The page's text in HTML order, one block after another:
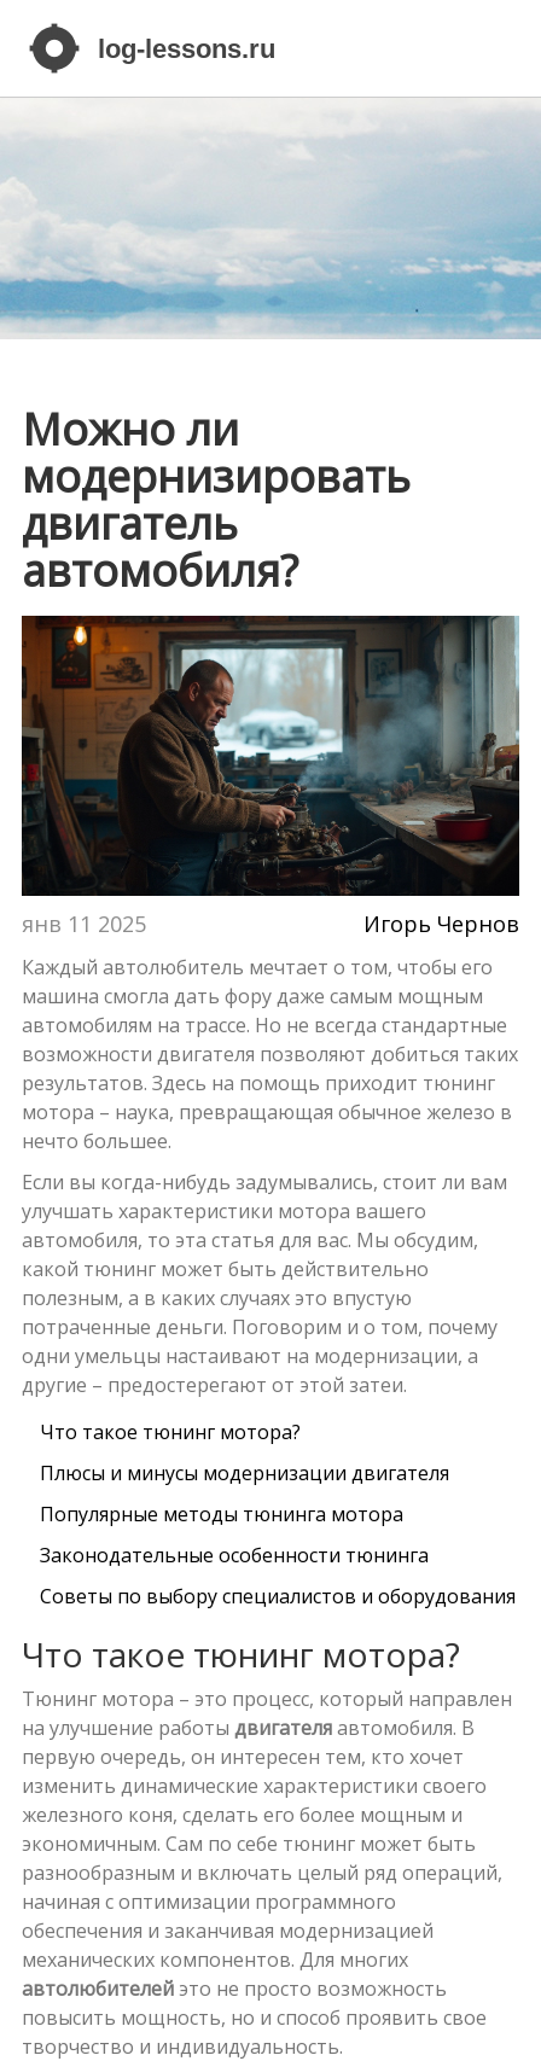
Можно ли
модернизировать
двигатель
автомобиля?
янв 11 2025 Игорь Чернов
Каждый автолюбитель мечтает о том, чтобы его
машина смогла дать фору даже самым мощным
автомобилям на трассе. Но не всегда стандартные
возможности двигателя позволяют добиться таких
результатов. Здесь на помощь приходит тюнинг
мотора – наука, превращающая обычное железо в
нечто большее.
Если вы когда-нибудь задумывались, стоит ли вам
улучшать характеристики мотора вашего
автомобиля, то эта статья для вас. Мы обсудим,
какой тюнинг может быть действительно
полезным, а в каких случаях это впустую
потраченные деньги. Поговорим и о том, почему
одни умельцы настаивают на модернизации, а
другие – предостерегают от этой затеи.
Что такое тюнинг мотора?
Плюсы и минусы модернизации двигателя
Популярные методы тюнинга мотора
Законодательные особенности тюнинга
Советы по выбору специалистов и оборудования
Что такое тюнинг мотора?
Тюнинг мотора – это процесс, который направлен
на улучшение работы двигателяавтомобиля. В
первую очередь, он интересен тем, кто хочет
изменить динамические характеристики своего
железного коня, сделать его более мощным и
экономичным. Сам по себе тюнинг может быть
разнообразным и включать целый ряд операций,
начиная с оптимизации программного
обеспечения и заканчивая модернизацией
механических компонентов. Для многих
автолюбителейэто не просто возможность
повысить мощность, но и способ проявить свое
творчество и индивидуальность.